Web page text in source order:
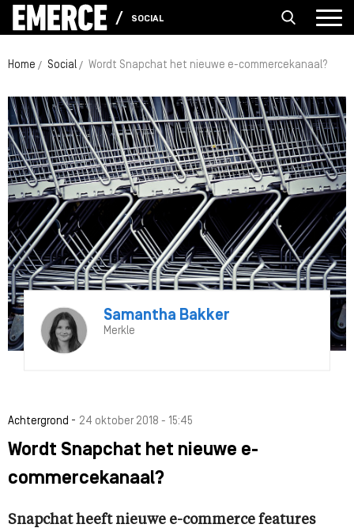
SOCIAL
Home Social Wordt Snapchat het nieuwe e-commercekanaal?
Samantha Bakker
Merkle
Achtergrond - 24 oktober 2018 - 15:45
Wordt Snapchat het nieuwe e-
commercekanaal?
Snapchat heeft nieuwe e-commerce features